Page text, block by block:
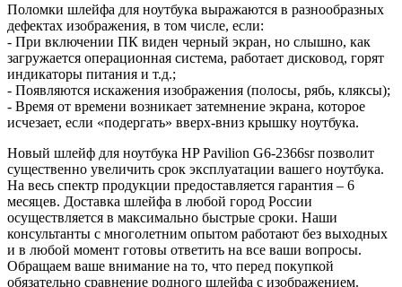
Поломки шлейфа для ноутбука выражаются в разнообразных
дефектах изображения, в том числе, если:
- При включении ПК виден черный экран, но слышно, как
загружается операционная система, работает дисковод, горят
индикаторы питания и т.д.;
- Появляются искажения изображения (полосы, рябь, кляксы);
- Время от времени возникает затемнение экрана, которое
исчезает, если «подергать» вверх-вниз крышку ноутбука.
Новый шлейф для ноутбука HP Pavilion G6-2366sr позволит
существенно увеличить срок эксплуатации вашего ноутбука.
На весь спектр продукции предоставляется гарантия – 6
месяцев. Доставка шлейфа в любой город России
осуществляется в максимально быстрые сроки. Наши
консультанты с многолетним опытом работают без выходных
и в любой момент готовы ответить на все ваши вопросы.
Обращаем ваше внимание на то, что перед покупкой
обязательно сравнение родного шлейфа с изображением.